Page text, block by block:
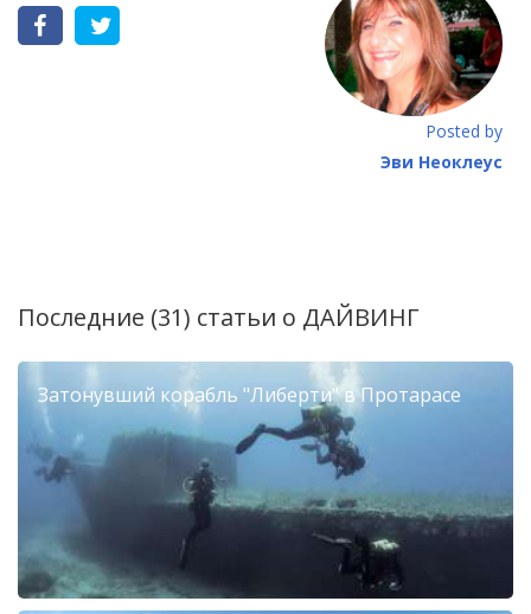
Posted by
Эви Неоклеус
Последние (31) статьи о ДАЙВИНГ
Затонувший корабль "Либерти" в Протарасе